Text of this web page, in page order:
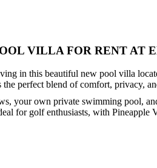
VILLA FOR RENT AT
in this beautiful new pool villa
perfect blend of comfort, privacy,
your own private swimming pool,
for golf enthusiasts, with Pineapple